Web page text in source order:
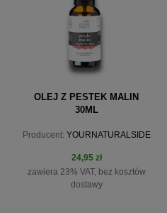
OLEJ Z PESTEK MALIN
30ML
Producent: YOURNATURALSIDE
24,95 zł
zawiera 23% VAT, bez kosztów
dostawy